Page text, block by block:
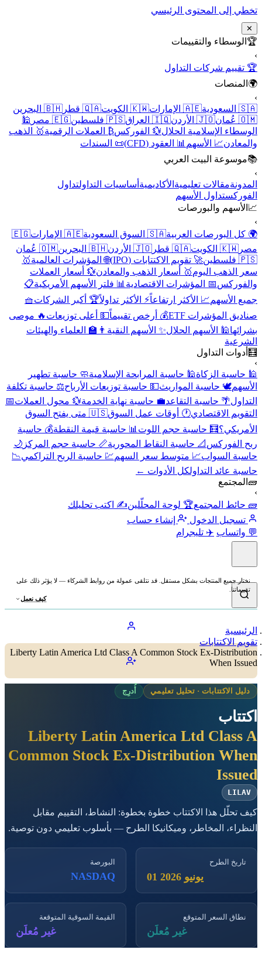
تخطي إلى المحتوى الرئيسي
✕
🏆 الوسطاء والتقييمات
›
🏆 تقييم شركات التداول
🌍 المنصات
›
🇸🇦 السعودية
🇦🇪 الإمارات 🇰🇼 الكويت 🇶🇦 قطر
🇧🇭 البحرين
🇴🇲 عُمان
🇯🇴 الأردن 🇮🇶 العراق 🇵🇸 فلسطين 🇪🇬 مصر
🕌
الوسطاء الإسلامية الحلال💱 الفوركس₿ العملات الرقمية🥇 الذهب
والمعادن📈 الأسهم 📊 العقود (CFD)
📜 السندات
📚موسوعة البيت العربي
›
المدونةمقالات تعليمية الأكاديمية أساسيات التداولتداول
الفوركستداول الأسهم
📈 الأسهم والبورصات
›
🌍 كل البورصات العربية🇸🇦 السوق السعودية 🇦🇪 الإمارات
🇪🇬
مصر 🇰🇼 الكويت 🇶🇦 قطر 🇯🇴 الأردن 🇧🇭 البحرين
🇴🇲 عُمان
🇵🇸 فلسطين
🚀 تقويم الاكتتابات (IPO) 🌐 المؤشرات العالمية🥇
سعر الذهب اليوم🥇 أسعار الذهب والمعادن💱 أسعار العملات
والفوركس📅 المؤشرات الاقتصادية 📊 فلتر الأسهم الأمريكية📋
جميع الأسهم📈 الأكثر ارتفاعاً⚡ الأكثر تداولاً🏆 أكبر الشركات🧺
صناديق المؤشرات ETF
💰 أرخص تقييماً💵 أعلى توزيعات 🔥 موصى
بشرائها🕌 الأسهم الحلال✨ الأسهم النقية 👨‍🏫 العلماء والهيئات
الشرعية
🧮 أدوات التداول
›
🕌 حاسبة الزكاة🕌 حاسبة المرابحة الإسلامية🧼 حاسبة تطهير
الأسهم🕊️ حاسبة المواريث💵 حاسبة توزيعات الأرباح⚖️ حاسبة تكلفة
التداول🌴 حاسبة التقاعد💼 حاسبة نهاية الخدمة💱 محول العملات📅
التقويم الاقتصادي🕐 أوقات عمل السوق
🇺🇸 متى يفتح السوق
الأمريكي؟🧮 حاسبة حجم اللوت 📊 حاسبة قيمة النقطة💰 حاسبة
ربح الفوركس 📐 حاسبة النقاط المحورية📏 حاسبة حجم المركز 🌙
حاسبة السواب📈 متوسط سعر السهم💹 حاسبة الربح التراكمي📉
حاسبة عائد التداولكل الأدوات ←
🧱 المجتمع
›
🧱 حائط المجتمع🏆 لوحة المحلّلين✍️ اكتب تحليلك
تسجيل الدخول
إنشاء حساب
💬 واتساب ✈️ تليجرام
نختار جميع المنتجات بشكل مستقل. قد نتلقى عمولة من روابط الشركاء — لا يؤثر ذلك على
تقييماتنا.
كيف نعمل
الرئيسية
تقويم الاكتتابات
Liberty Latin America Ltd Class A Common Stock Ex-Distribution
When Issued
دليل الاكتتابات · تحليل تعليمي أُدرِج
اكتتاب
Liberty Latin America Ltd Class A
Common Stock Ex-Distribution When
Issued
LILAV
كيف تحلّل هذا الاكتتاب خطوة بخطوة: النشاط، التقييم مقابل
النظراء، المخاطر، وميكانيكا الطرح — بأسلوب تعليمي دون توصية.
تاريخ الطرح
01 يونيو 2026
البورصة
NASDAQ
نطاق السعر المتوقع
غير مُعلَن
القيمة السوقية المتوقعة
غير مُعلَن